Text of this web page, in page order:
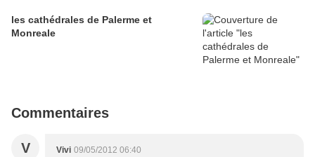
les cathédrales de Palerme et
Monreale
Commentaires
V Vivi 09/05/2012 06:40